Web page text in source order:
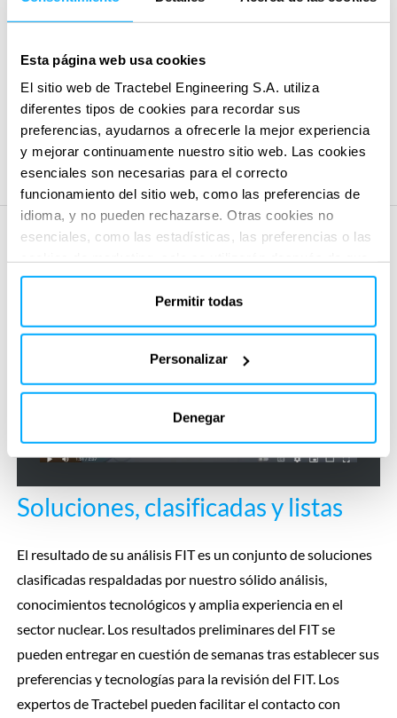
Esta página web usa cookies
El sitio web de Tractebel Engineering S.A. utiliza
diferentes tipos de cookies para recordar sus
preferencias, ayudarnos a ofrecerle la mejor experiencia
y mejorar continuamente nuestro sitio web. Las cookies
esenciales son necesarias para el correcto
funcionamiento del sitio web, como las preferencias de
idioma, y no pueden rechazarse. Otras cookies no
esenciales, como las estadísticas, las preferencias o las
haya hecho clic en «Aceptar todo». Para obtener más
información, lea nuestra política de cookies en la sección
«Acerca de» y en la parte inferior de nuestro sitio web.
Permitir todas
Personalizar
Denegar
Apoyo geopolítico
FIT se puede personalizar para adaptarse a los objetivos
específicos de su organización, la estrategia de su proyecto y
mucho más.
Soluciones, clasificadas y listas
El resultado de su análisis FIT es un conjunto de soluciones
clasificadas respaldadas por nuestro sólido análisis,
conocimientos tecnológicos y amplia experiencia en el
sector nuclear. Los resultados preliminares del FIT se
pueden entregar en cuestión de semanas tras establecer sus
preferencias y tecnologías para la revisión del FIT. Los
expertos de Tractebel pueden facilitar el contacto con